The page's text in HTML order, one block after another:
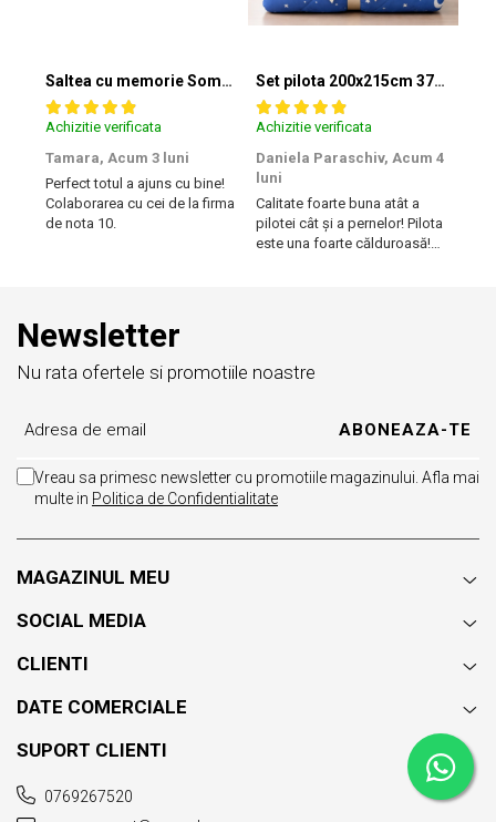
Saltea cu memorie SomnART XXL Memory Plus 160x190, înălțime 25cm, pentru persoane supraponderale, husă Aloe Vera detașabilă, rulată, fermitate mare
Achizitie verificata
Tamara, Acum 3 luni
Perfect totul a ajuns cu bine!
Colaborarea cu cei de la firma
de nota 10.
Set pilota 200x215cm 370g cu 2 perne 50x70,albastru- PLT36
Achizitie verificata
Daniela Paraschiv, Acum 4
luni
Calitate foarte buna atât a
pilotei cât și a pernelor! Pilota
este una foarte călduroasă!
Newsletter
Nu rata ofertele si promotiile noastre
Vreau sa primesc newsletter cu promotiile magazinului. Afla mai
multe in Politica de Confidentialitate
MAGAZINUL MEU
SOCIAL MEDIA
CLIENTI
DATE COMERCIALE
SUPORT CLIENTI
0769267520